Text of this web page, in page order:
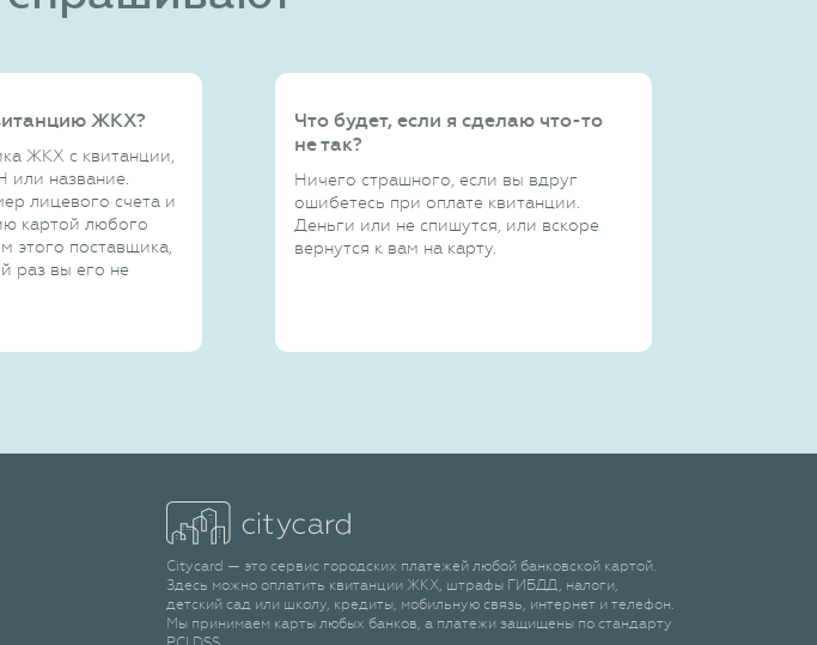
ЖКХ?
ЖКХ с квитанции,
или название.
лицевого счета и
картой любого
этого поставщика,
раз вы его не
Что будет, если я сделаю что-то
не так?
Ничего страшного, если вы вдруг
ошибетесь при оплате квитанции.
Деньги или не спишутся, или вскоре
вернутся к вам на карту.
Citycard — это сервис городских платежей любой банковской картой.
Здесь можно оплатить квитанции ЖКХ, штрафы ГИБДД, налоги,
детский сад или школу, кредиты, мобильную связь, интернет и телефон.
Мы принимаем карты любых банков, а платежи защищены по стандарту